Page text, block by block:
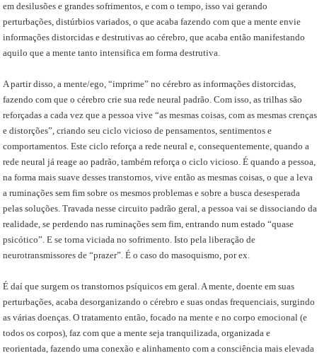
em desilusões e grandes sofrimentos, e com o tempo, isso vai gerando
perturbações, distúrbios variados, o que acaba fazendo com que a mente envie
informações distorcidas e destrutivas ao cérebro, que acaba então manifestando
aquilo que a mente tanto intensifica em forma destrutiva.
A partir disso, a mente/ego, “imprime” no cérebro as informações distorcidas,
fazendo com que o cérebro crie sua rede neural padrão. Com isso, as trilhas são
reforçadas a cada vez que a pessoa vive “as mesmas coisas, com as mesmas crenças
e distorções”, criando seu ciclo vicioso de pensamentos, sentimentos e
comportamentos. Este ciclo reforça a rede neural e, consequentemente, quando a
rede neural já reage ao padrão, também reforça o ciclo vicioso. É quando a pessoa,
na forma mais suave desses transtornos, vive então as mesmas coisas, o que a leva
a ruminações sem fim sobre os mesmos problemas e sobre a busca desesperada
pelas soluções. Travada nesse circuito padrão geral, a pessoa vai se dissociando da
realidade, se perdendo nas ruminações sem fim, entrando num estado “quase
psicótico”. E se torna viciada no sofrimento. Isto pela liberação de
neurotransmissores de “prazer”. É o caso do masoquismo, por ex.
É daí que surgem os transtornos psíquicos em geral. A mente, doente em suas
perturbações, acaba desorganizando o cérebro e suas ondas frequenciais, surgindo
as várias doenças. O tratamento então, focado na mente e no corpo emocional (e
todos os corpos), faz com que a mente seja tranquilizada, organizada e
reorientada, fazendo uma conexão e alinhamento com a consciência mais elevada